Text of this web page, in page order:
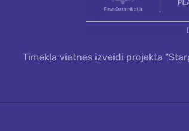
Tīmekļa vietnes izveidi projekta